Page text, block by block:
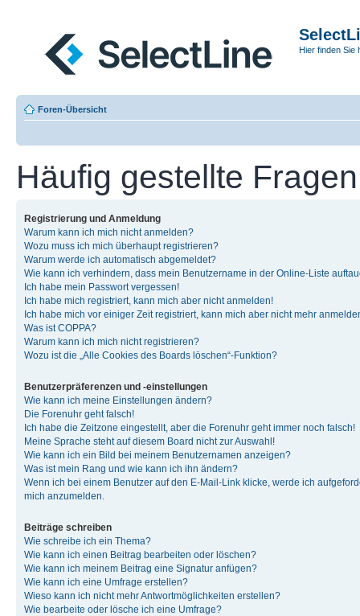
Hier finden Sie
Foren-Übersicht
Häufig gestellte Fragen
Registrierung und Anmeldung
Warum kann ich mich nicht anmelden?
Wozu muss ich mich überhaupt registrieren?
Warum werde ich automatisch abgemeldet?
Wie kann ich verhindern, dass mein Benutzername in der Online-Liste
Ich habe mein Passwort vergessen!
Ich habe mich registriert, kann mich aber nicht anmelden!
Ich habe mich vor einiger Zeit registriert, kann mich aber nicht mehr
Was ist COPPA?
Warum kann ich mich nicht registrieren?
Wozu ist die „Alle Cookies des Boards löschen“-Funktion?
Benutzerpräferenzen und -einstellungen
Wie kann ich meine Einstellungen ändern?
Die Forenuhr geht falsch!
Ich habe die Zeitzone eingestellt, aber die Forenuhr geht immer noch falsch!
Meine Sprache steht auf diesem Board nicht zur Auswahl!
Wie kann ich ein Bild bei meinem Benutzernamen anzeigen?
Was ist mein Rang und wie kann ich ihn ändern?
Wenn ich bei einem Benutzer auf den E-Mail-Link klicke, werde ich
mich anzumelden.
Beiträge schreiben
Wie schreibe ich ein Thema?
Wie kann ich einen Beitrag bearbeiten oder löschen?
Wie kann ich meinem Beitrag eine Signatur anfügen?
Wie kann ich eine Umfrage erstellen?
Wieso kann ich nicht mehr Antwortmöglichkeiten erstellen?
Wie bearbeite oder lösche ich eine Umfrage?